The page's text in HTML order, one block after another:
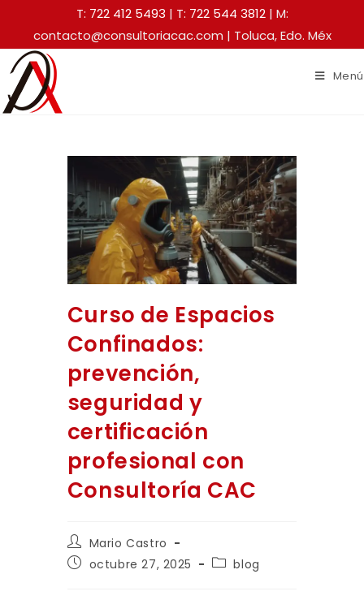
T: 722 412 5493 | T: 722 544 3812| M:
contacto@consultoriacac.com | Toluca, Edo. Méx
Menú
Curso de Espacios
Confinados:
prevención,
seguridad y
certificación
profesional con
Consultoría CAC
Mario Castro
octubre 27, 2025
blog